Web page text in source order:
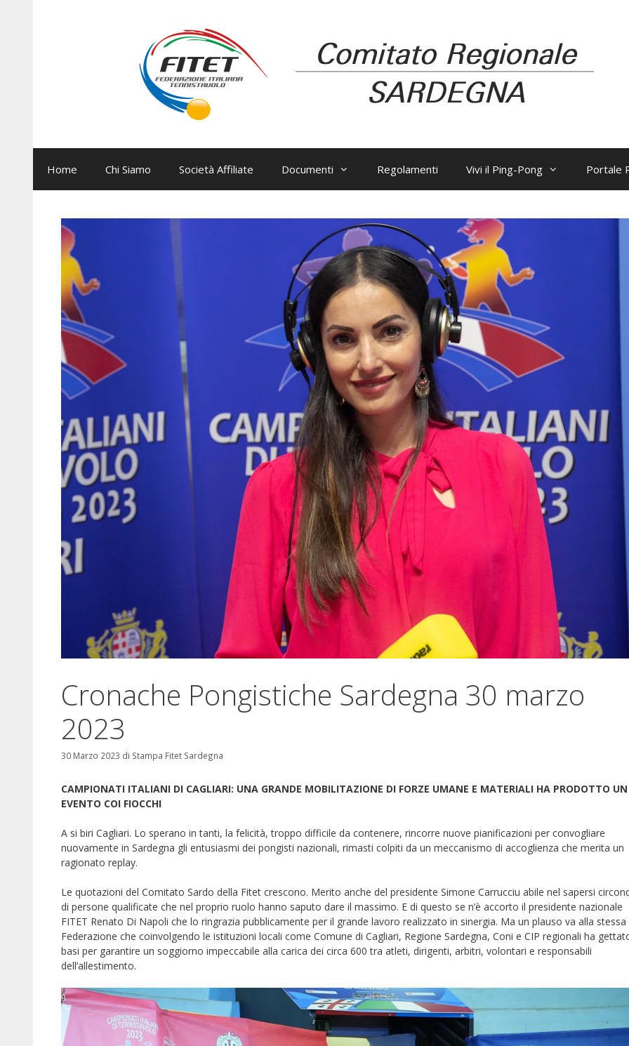
Home Chi Siamo Società Affiliate Documenti Regolamenti Vivi il Ping-Pong Portale
Cronache Pongistiche Sardegna 30 marzo
2023
30 Marzo 2023 di Stampa Fitet Sardegna
CAMPIONATI ITALIANI DI CAGLIARI: UNA GRANDE MOBILITAZIONE DI FORZE UMANE E MATERIALI HA PRODOTTO UN
EVENTO COI FIOCCHI
A si biri Cagliari. Lo sperano in tanti, la felicità, troppo difficile da contenere, rincorre nuove pianificazioni per convogliare
nuovamente in Sardegna gli entusiasmi dei pongisti nazionali, rimasti colpiti da un meccanismo di accoglienza che merita un
ragionato replay.
Le quotazioni del Comitato Sardo della Fitet crescono. Merito anche del presidente Simone Carrucciu abile nel sapersi
di persone qualificate che nel proprio ruolo hanno saputo dare il massimo. E di questo se n’è accorto il presidente nazionale
FITET Renato Di Napoli che lo ringrazia pubblicamente per il grande lavoro realizzato in sinergia. Ma un plauso va alla stessa
Federazione che coinvolgendo le istituzioni locali come Comune di Cagliari, Regione Sardegna, Coni e CIP regionali ha
basi per garantire un soggiorno impeccabile alla carica dei circa 600 tra atleti, dirigenti, arbitri, volontari e responsabili
dell’allestimento.